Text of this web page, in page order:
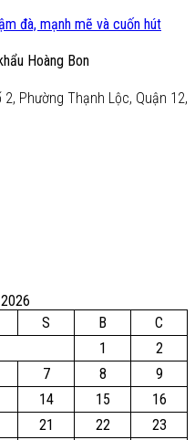
đà, mạnh mẽ và cuốn hút
Hoàng Bon
Phường Thạnh Lộc, Quận 12,
S B
C
1
2
7 8
9
14 15
16
21 22
23